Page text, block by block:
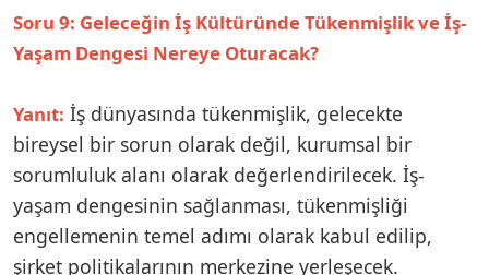
Soru 9: Geleceğin İş Kültüründe Tükenmişlik ve İş-
Yaşam Dengesi Nereye Oturacak?
Yanıt: İş dünyasında tükenmişlik, gelecekte
bireysel bir sorun olarak değil, kurumsal bir
sorumluluk alanı olarak değerlendirilecek. İş-
yaşam dengesinin sağlanması, tükenmişliği
engellemenin temel adımı olarak kabul edilip,
şirket politikalarının merkezine yerleşecek.